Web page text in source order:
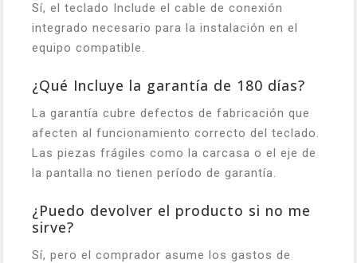
Sí, el teclado Include el cable de conexión
integrado necesario para la instalación en el
equipo compatible.
¿Qué Incluye la garantía de 180 días?
La garantía cubre defectos de fabricación que
afecten al funcionamiento correcto del teclado.
Las piezas frágiles como la carcasa o el eje de
la pantalla no tienen período de garantía.
¿Puedo devolver el producto si no me
sirve?
Sí, pero el comprador asume los gastos de